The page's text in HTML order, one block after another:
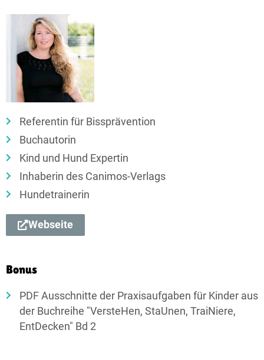
Referentin für Bissprävention
Buchautorin
Kind und Hund Expertin
Inhaberin des Canimos-Verlags
Hundetrainerin
Webseite
Bonus
PDF Ausschnitte der Praxisaufgaben für Kinder aus
der Buchreihe "VersteHen, StaUnen, TraiNiere,
EntDecken" Bd 2